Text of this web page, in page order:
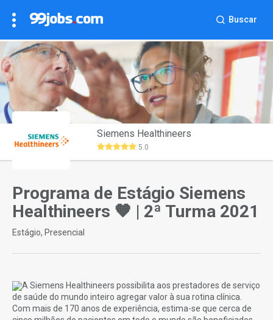
Buscar
Siemens Healthineers
5.0
Programa de Estágio Siemens
Healthineers 🧡 | 2ª Turma 2021
Estágio, Presencial
A Siemens Healthineers possibilita aos prestadores de serviço
de saúde do mundo inteiro agregar valor à sua rotina clínica.
Com mais de 170 anos de experiência, estima-se que cerca de